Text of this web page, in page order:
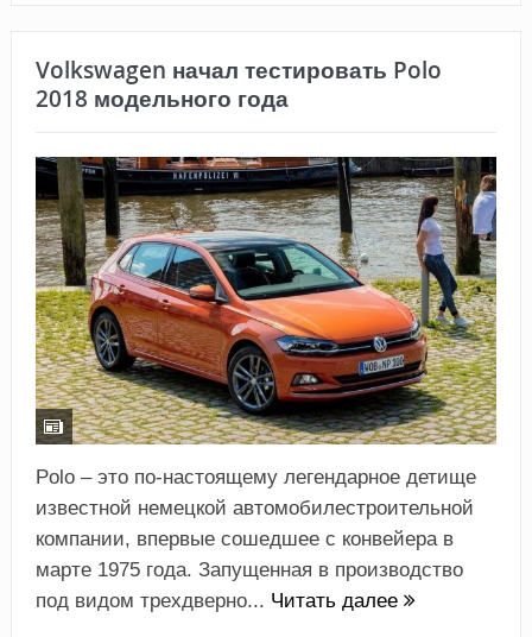
Volkswagen начал тестировать Polo
2018 модельного года
Polo – это по-настоящему легендарное детище
известной немецкой автомобилестроительной
компании, впервые сошедшее с конвейера в
марте 1975 года. Запущенная в производство
под видом трехдверно... Читать далее